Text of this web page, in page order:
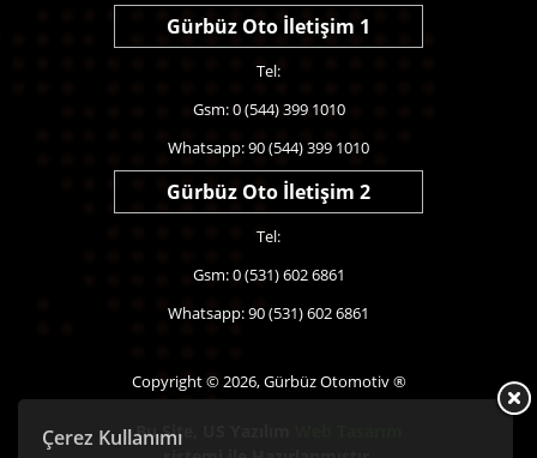
Çerez Kullanımı
Gürbüz Oto İletişim 1
Tel:
Gsm: 0 (544) 399 1010
Whatsapp: 90 (544) 399 1010
Gürbüz Oto İletişim 2
Tel:
Gsm: 0 (531) 602 6861
Whatsapp: 90 (531) 602 6861
Copyright © 2026, Gürbüz Otomotiv ®
Bu Site,